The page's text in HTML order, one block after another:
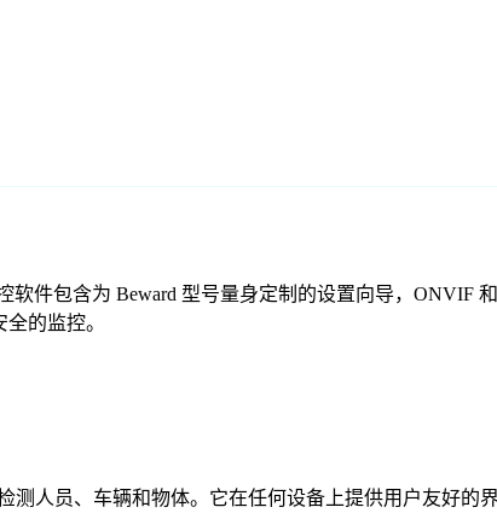
软件包含为 Beward 型号量身定制的设置向导，ONVIF
的监控。
测人员、车辆和物体。它在任何设备上提供用户友好的